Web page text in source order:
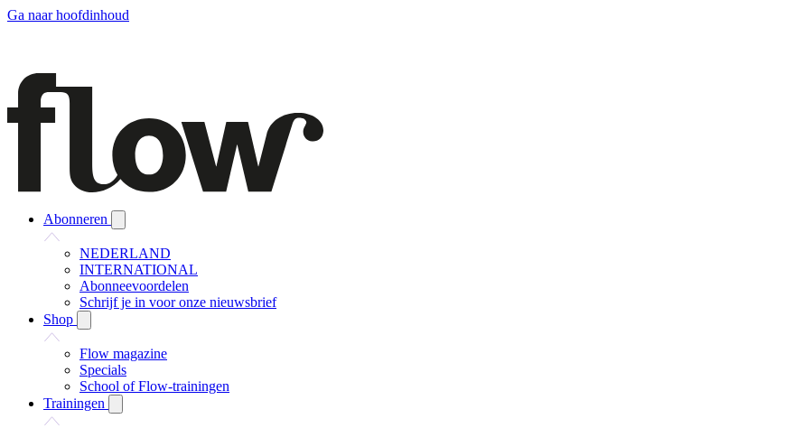
Ga naar hoofdinhoud
Abonneren
NEDERLAND
INTERNATIONAL
Abonneevoordelen
Schrijf je in voor onze nieuwsbrief
Shop
Flow magazine
Specials
School of Flow-trainingen
Trainingen